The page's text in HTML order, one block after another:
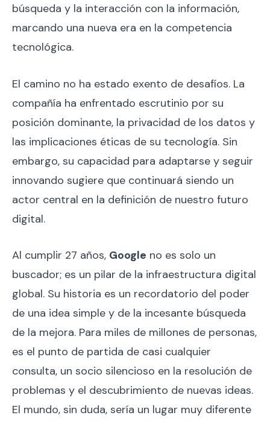
búsqueda y la interacción con la información,
marcando una nueva era en la competencia
tecnológica.
El camino no ha estado exento de desafíos. La
compañía ha enfrentado escrutinio por su
posición dominante, la privacidad de los datos y
las implicaciones éticas de su tecnología. Sin
embargo, su capacidad para adaptarse y seguir
innovando sugiere que continuará siendo un
actor central en la definición de nuestro futuro
digital.
Al cumplir 27 años, Google no es solo un
buscador; es un pilar de la infraestructura digital
global. Su historia es un recordatorio del poder
de una idea simple y de la incesante búsqueda
de la mejora. Para miles de millones de personas,
es el punto de partida de casi cualquier
consulta, un socio silencioso en la resolución de
problemas y el descubrimiento de nuevas ideas.
El mundo, sin duda, sería un lugar muy diferente